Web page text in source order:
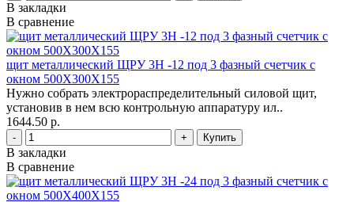
В закладки
В сравнение
щит металлический ЩРУ 3Н -12 под 3 фазный счетчик с
окном 500Х300Х155
Нужно собрать электрораспределительный силовой щит,
установив в нем всю контрольную аппаратуру ил..
1644.50 р.
- +
В закладки
В сравнение